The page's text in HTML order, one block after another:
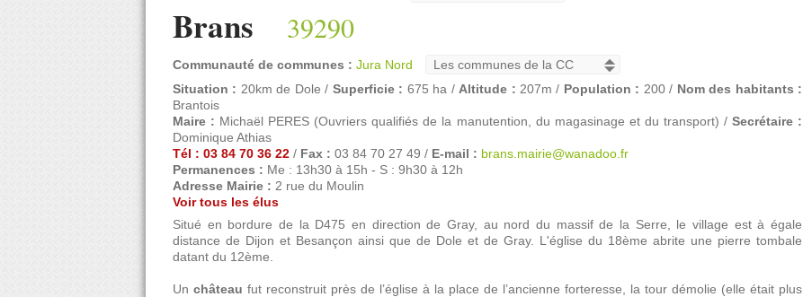
Brans 39290
Communauté de communes : Jura Nord
Situation : 20km de Dole / Superficie : 675 ha / Altitude : 207m / Population : 200 / Nom des habitants :
Brantois
Maire : Michaël PERES (Ouvriers qualifiés de la manutention, du magasinage et du transport) / Secrétaire :
Dominique Athias
Tél : 03 84 70 36 22 / Fax : 03 84 70 27 49 / E-mail : brans.mairie@wanadoo.fr
Permanences : Me : 13h30 à 15h - S : 9h30 à 12h
Adresse Mairie : 2 rue du Moulin
Voir tous les élus
Situé en bordure de la D475 en direction de Gray, au nord du massif de la Serre, le village est à égale
distance de Dijon et Besançon ainsi que de Dole et de Gray. L'église du 18ème abrite une pierre tombale
datant du 12ème.
Un château fut reconstruit près de l’église à la place de l’ancienne forteresse, la tour démolie (elle était plus